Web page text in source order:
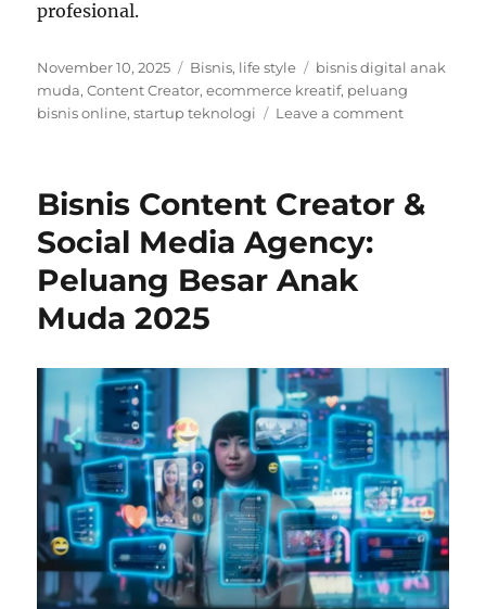
profesional.
Posted
on
November 10, 2025 Categories
Bisnis, life style Tags
bisnis digital anak
muda,Content Creator,ecommerce kreatif, peluang
bisnis online,startup teknologi Leave a commenton
untuk
Bisnis Content Creator &
Social Media Agency:
Peluang Besar Anak
Muda 2025